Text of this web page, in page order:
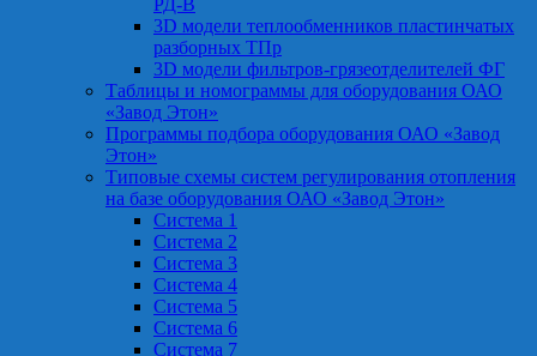
РД-В
3D модели теплообменников пластинчатых
разборных ТПр
3D модели фильтров-грязеотделителей ФГ
Таблицы и номограммы для оборудования ОАО
«Завод Этон»
Программы подбора оборудования ОАО «Завод
Этон»
Типовые схемы систем регулирования отопления
на базе оборудования ОАО «Завод Этон»
Система 1
Система 2
Система 3
Система 4
Система 5
Система 6
Система 7